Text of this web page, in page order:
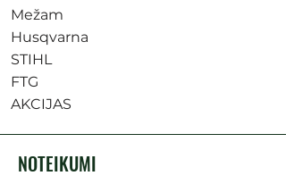
Mežam
Husqvarna
STIHL
FTG
AKCIJAS
NOTEIKUMI